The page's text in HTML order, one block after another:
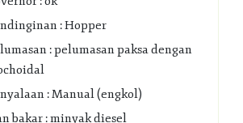
: Hopper
: pelumasan paksa dengan
: Manual (engkol)
bakar : minyak diesel